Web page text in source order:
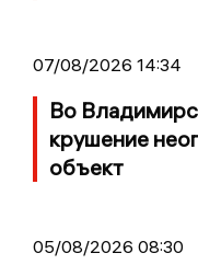
07/08/2026 14:34
Во
крушение
объект
05/08/2026 08:30